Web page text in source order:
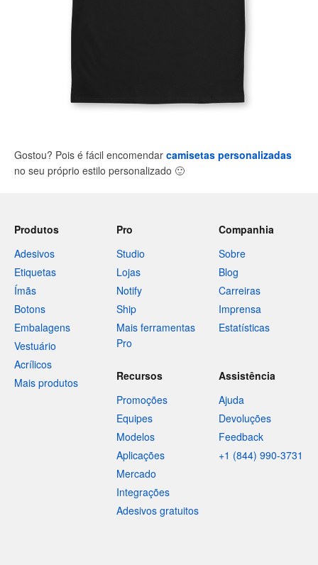
Gostou? Pois é fácil encomendar camisetas personalizadas
no seu próprio estilo personalizado 🙂
Produtos
Adesivos
Etiquetas
Ímãs
Botons
Embalagens
Vestuário
Acrílicos
Mais produtos
Pro
Studio
Lojas
Notify
Ship
Mais ferramentas
Pro
Companhia
Sobre
Blog
Carreiras
Imprensa
Estatísticas
Recursos
Promoções
Equipes
Modelos
Aplicações
Mercado
Integrações
Adesivos gratuitos
Assistência
Ajuda
Devoluções
Feedback
+1 (844) 990-3731